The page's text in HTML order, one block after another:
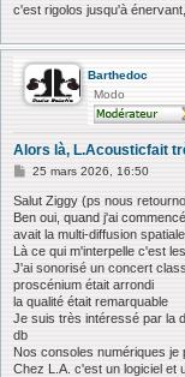
c'est rigolos jusqu'à
Barthedoc
Modo
Alors là, L.Acousticfait
M
s
s
g
e
25 mars 2026, 16:50
Salut Ziggy (ps nous
Ben oui, quand j'ai
avait la multi-diffusion
Là ce qui m'interpelle c'est
J'ai sonorisé un concert
proscénium était arrondi
la qualité était remarquable
Je suis très intéressé par la
db
Nos consoles numériques je
Chez L.A. c'est un logiciel et